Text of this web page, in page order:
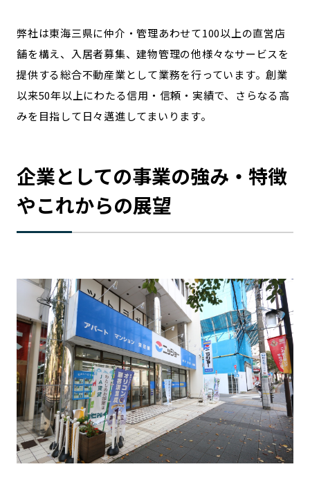
弊社は東海三県に仲介・管理あわせて100以上の直営店
舗を構え、入居者募集、建物管理の他様々なサービスを
提供する総合不動産業として業務を行っています。創業
以来50年以上にわたる信用・信頼・実績で、さらなる高
みを目指して日々邁進してまいります。
企業としての事業の強み・特徴
やこれからの展望